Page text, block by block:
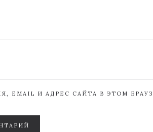
EMAIL И АДРЕС САЙТА В ЭТОМ